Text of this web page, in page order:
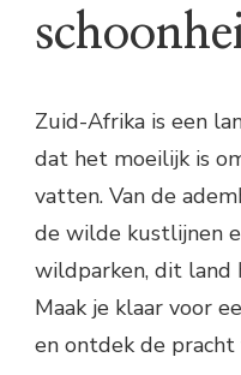
Zuid-Afrika is een
dat het moeilijk is
vatten. Van de
de wilde kustlijnen
wildparken, dit land
Maak je klaar voor
en ontdek de pracht